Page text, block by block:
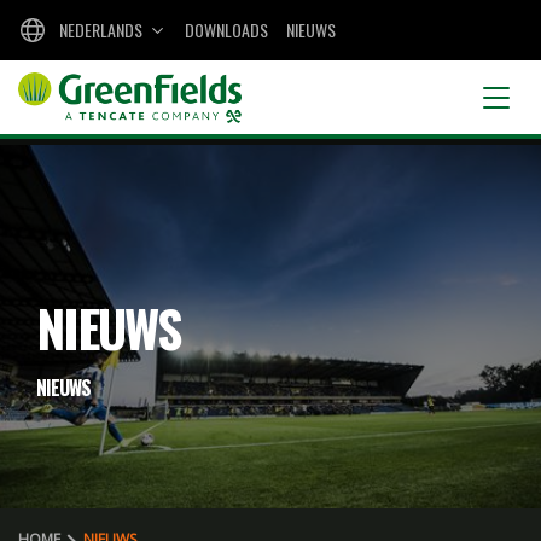
DOWNLOADS NIEUWS
NEDERLANDS
NIEUWS
NIEUWS